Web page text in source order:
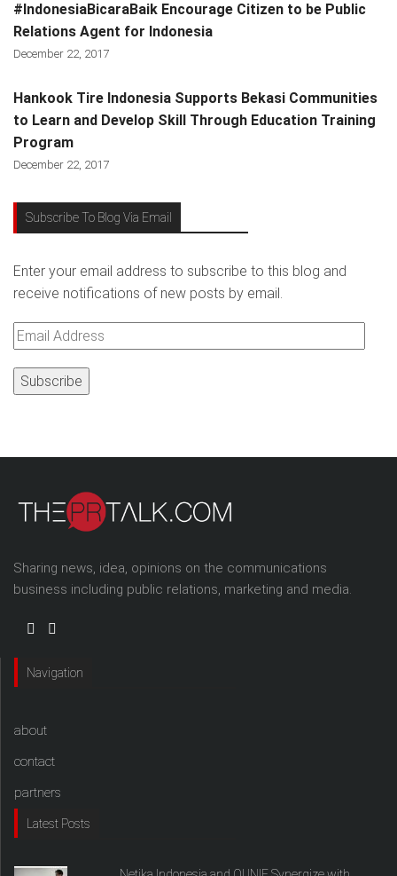
#IndonesiaBicaraBaik Encourage Citizen to be Public
Relations Agent for Indonesia
December 22, 2017
Hankook Tire Indonesia Supports Bekasi Communities
to Learn and Develop Skill Through Education Training
Program
December 22, 2017
Subscribe To Blog Via Email
Enter your email address to subscribe to this blog and
receive notifications of new posts by email.
Email
Sharing news, idea, opinions on the communications
business including public relations, marketing and media.
Navigation
about
contact
partners
Latest Posts